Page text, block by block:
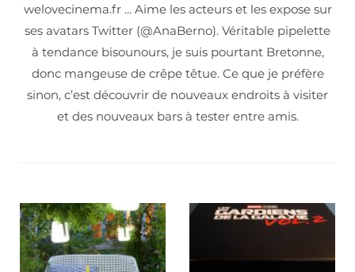
welovecinema.fr ... Aime les acteurs et les expose sur
ses avatars Twitter (@AnaBerno). Véritable pipelette
à tendance bisounours, je suis pourtant Bretonne,
donc mangeuse de crêpe têtue. Ce que je préfère
sinon, c’est découvrir de nouveaux endroits à visiter
et des nouveaux bars à tester entre amis.